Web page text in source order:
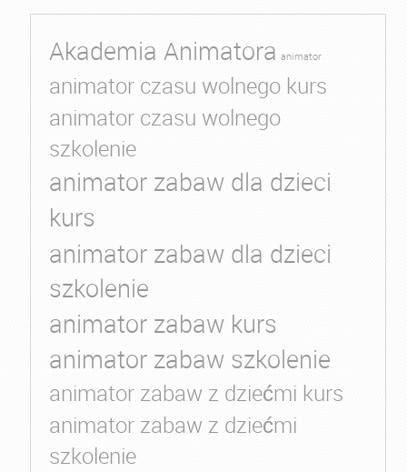
Akademia Animatora animator
animator czasu wolnego kurs
animator czasu wolnego
szkolenie
animator zabaw dla dzieci
kurs
animator zabaw dla dzieci
szkolenie
animator zabaw kurs
animator zabaw szkolenie
animator zabaw z dziećmi kurs
animator zabaw z dziećmi
szkolenie